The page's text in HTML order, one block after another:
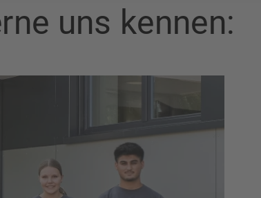
uns kennen: